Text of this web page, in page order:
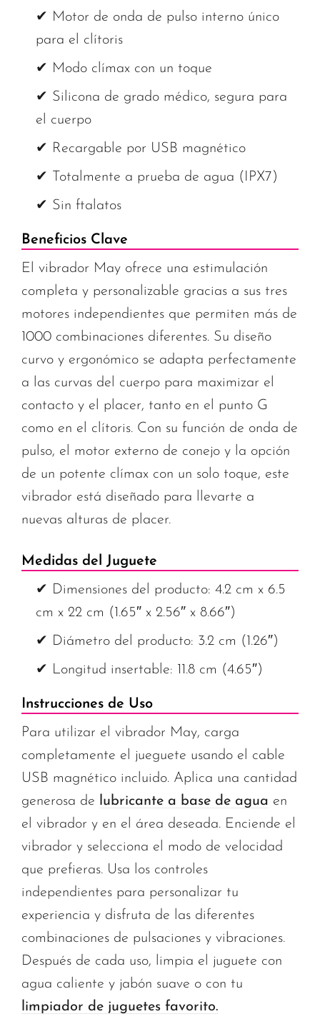
✔ Motor de onda de pulso interno único
para el clítoris
✔ Modo clímax con un toque
✔ Silicona de grado médico, segura para
el cuerpo
✔ Recargable por USB magnético
✔ Totalmente a prueba de agua (IPX7)
✔ Sin ftalatos
Beneficios Clave
El vibrador May ofrece una estimulación
completa y personalizable gracias a sus tres
motores independientes que permiten más de
1000 combinaciones diferentes. Su diseño
curvo y ergonómico se adapta perfectamente
a las curvas del cuerpo para maximizar el
contacto y el placer, tanto en el punto G
como en el clítoris. Con su función de onda de
pulso, el motor externo de conejo y la opción
de un potente clímax con un solo toque, este
vibrador está diseñado para llevarte a
nuevas alturas de placer.
Medidas del Juguete
✔ Dimensiones del producto: 4.2 cm x 6.5
cm x 22 cm (1.65″ x 2.56″ x 8.66″)
✔ Diámetro del producto: 3.2 cm (1.26″)
✔ Longitud insertable: 11.8 cm (4.65″)
Instrucciones de Uso
Para utilizar el vibrador May, carga
completamente el jueguete usando el cable
USB magnético incluido. Aplica una cantidad
generosa de lubricante a base de agua en
el vibrador y en el área deseada. Enciende el
vibrador y selecciona el modo de velocidad
que prefieras. Usa los controles
independientes para personalizar tu
experiencia y disfruta de las diferentes
combinaciones de pulsaciones y vibraciones.
Después de cada uso, limpia el juguete con
agua caliente y jabón suave o con tu
limpiador de juguetes favorito.